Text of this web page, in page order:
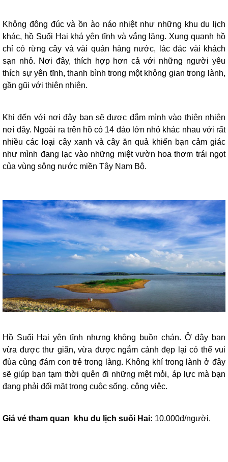
Không đông đúc và ồn ào náo nhiệt như những khu du lịch
khác, hồ Suối Hai khá yên tĩnh và vắng lặng. Xung quanh hồ
chỉ có rừng cây và vài quán hàng nước, lác đác vài khách
sạn nhỏ. Nơi đây, thích hợp hơn cả với những người yêu
thích sự yên tĩnh, thanh bình trong một không gian trong lành,
gần gũi với thiên nhiên.
Khi đến với nơi đây bạn sẽ được đắm mình vào thiên nhiên
nơi đây. Ngoài ra trên hồ có 14 đảo lớn nhỏ khác nhau với rất
nhiều các loại cây xanh và cây ăn quả khiến bạn cảm giác
như mình đang lạc vào những miệt vườn hoa thơm trái ngọt
của vùng sông nước miền Tây Nam Bộ.
Hồ Suối Hai yên tĩnh nhưng không buồn chán. Ở đây bạn
vừa được thư giãn, vừa được ngắm cảnh đẹp lại có thể vui
đùa cùng đám con trẻ trong làng. Không khí trong lành ở đây
sẽ giúp bạn tạm thời quên đi những mệt mỏi, áp lực mà bạn
đang phải đối mặt trong cuộc sống, công việc.
Giá vé tham quan khu du lịch suối Hai: 10.000đ/người.